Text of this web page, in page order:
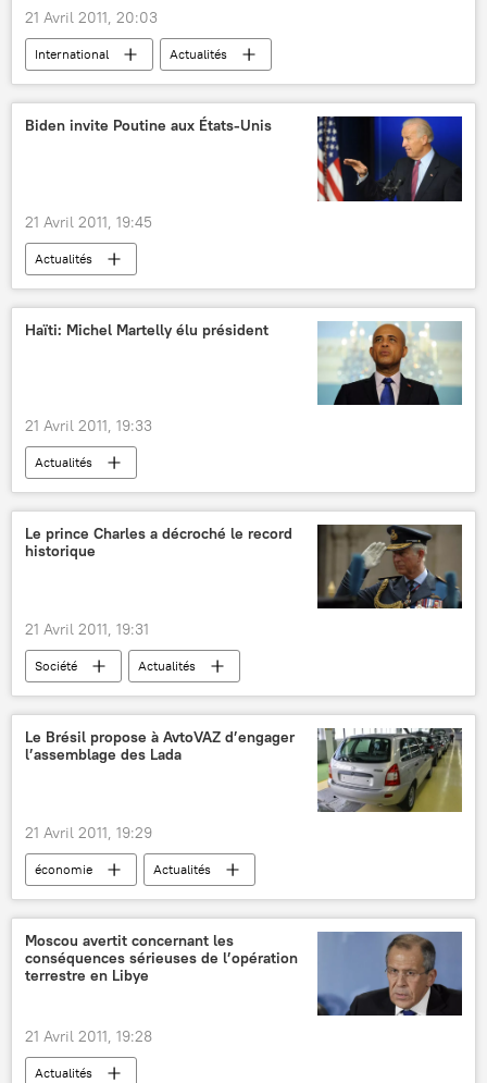
21 Avril 2011, 20:03
International Actualités
Biden invite Poutine aux États-Unis
21 Avril 2011, 19:45
Actualités
Haïti: Michel Martelly élu président
21 Avril 2011, 19:33
Actualités
Le prince Charles a décroché le record
historique
21 Avril 2011, 19:31
Société Actualités
Le Brésil propose à AvtoVAZ d’engager
l’assemblage des Lada
21 Avril 2011, 19:29
économie Actualités
Moscou avertit concernant les
conséquences sérieuses de l’opération
terrestre en Libye
21 Avril 2011, 19:28
Actualités